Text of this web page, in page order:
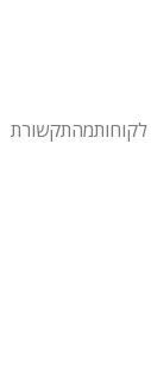
מהתקשורת